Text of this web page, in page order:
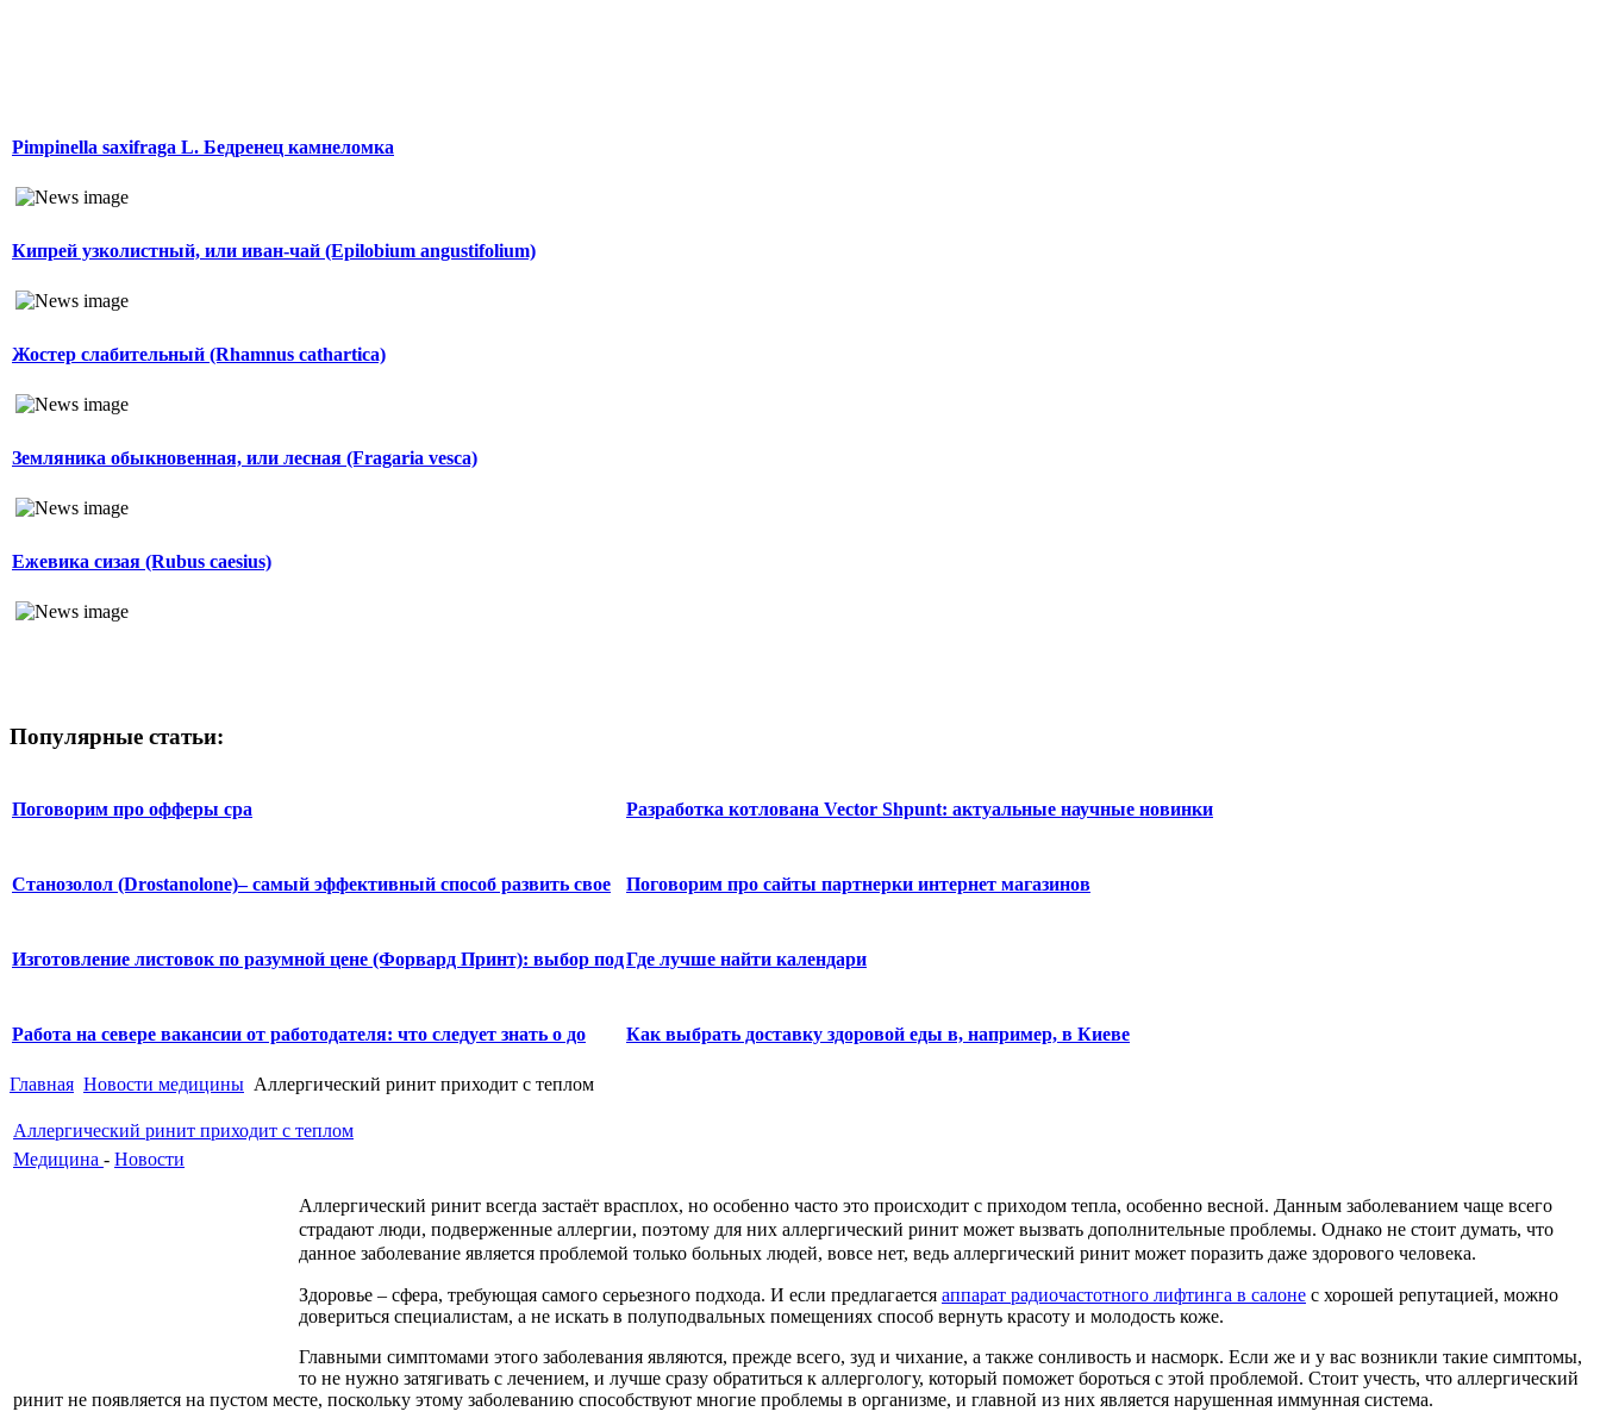
Pimpinella saxifraga L. Бедренец камнеломка
Кипрей узколистный, или иван-чай (Epilobium angustifolium)
Жостер слабительный (Rhamnus cathartica)
Земляника обыкновенная, или лесная (Fragaria vesca)
Ежевика сизая (Rubus caesius)
Популярные статьи:
Поговорим про офферы cpa Разработка котлована Vector Shpunt: актуальные научные новинки
Станозолол (Drostanolone)– самый эффективный способ развить свое Поговорим про сайты партнерки интернет магазинов
Изготовление листовок по разумной цене (Форвард Принт): выбор подГде лучше найти календари
Работа на севере вакансии от работодателя: что следует знать о до Как выбрать доставку здоровой еды в, например, в Киеве
Главная Новости медицины Аллергический ринит приходит с теплом
Аллергический ринит приходит с теплом
Медицина - Новости
Аллергический ринит всегда застаёт врасплох, но особенно часто это происходит с приходом тепла, особенно весной. Данным заболеванием чаще всего
страдают люди, подверженные аллергии, поэтому для них аллергический ринит может вызвать дополнительные проблемы. Однако не стоит думать, что
данное заболевание является проблемой только больных людей, вовсе нет, ведь аллергический ринит может поразить даже здорового человека.
Здоровье – сфера, требующая самого серьезного подхода. И если предлагается аппарат радиочастотного лифтинга в салоне с хорошей репутацией, можно
довериться специалистам, а не искать в полуподвальных помещениях способ вернуть красоту и молодость коже.
Главными симптомами этого заболевания являются, прежде всего, зуд и чихание, а также сонливость и насморк. Если же и у вас возникли такие симптомы,
то не нужно затягивать с лечением, и лучше сразу обратиться к аллергологу, который поможет бороться с этой проблемой. Стоит учесть, что аллергический
ринит не появляется на пустом месте, поскольку этому заболеванию способствуют многие проблемы в организме, и главной из них является нарушенная иммунная система.